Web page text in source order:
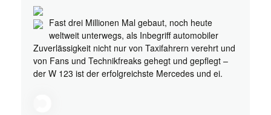
Fast drei Millionen Mal gebaut, noch heute
weltweit unterwegs, als Inbegriff automobiler
Zuverlässigkeit nicht nur von Taxifahrern verehrt und
von Fans und Technikfreaks gehegt und gepflegt –
der W 123 ist der erfolgreichste Mercedes und ei.